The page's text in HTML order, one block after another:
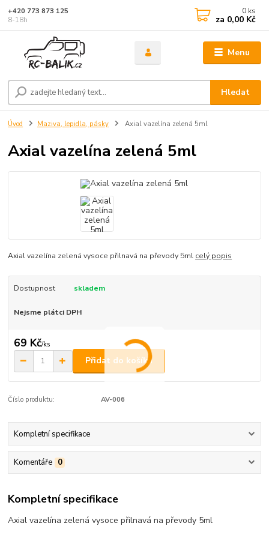
Menu
Hledat
+420 773 873 125
8-18h
0 ks
za 0,00 Kč
Úvod Maziva, lepidla, pásky Axial vazelína zelená 5ml
Axial vazelína zelená 5ml
Axial vazelína zelená vysoce přilnavá na převody 5ml celý popis
Dostupnost skladem
Nejsme plátci DPH
69 Kč/ks
Přidat do košíku
Číslo produktu: AV-006
Kompletní specifikace
Komentáře 0
Kompletní specifikace
Axial vazelína zelená vysoce přilnavá na převody 5ml